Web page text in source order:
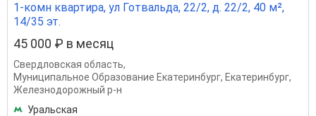
1-комн квартира, ул Готвальда, 22/2, д. 22/2, 40 м²,
14/35 эт.
45 000 ₽ в месяц
Свердловская область,
Муниципальное Образование Екатеринбург, Екатеринбург,
Железнодорожный р-н
Уральская